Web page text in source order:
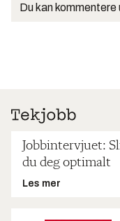
Du kan kommentere
Jobbintervjuet:
du deg optimalt
Les mer